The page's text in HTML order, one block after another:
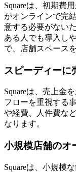
Squareは、初期費
がオンラインで完結
意する必要がない
ある人でも導入し
で、店舗スペース
スピーディーに
Squareは、売上金
フローを重視する
や経費、人件費な
なります。
小規模店舗のオ
Squareは、小規模